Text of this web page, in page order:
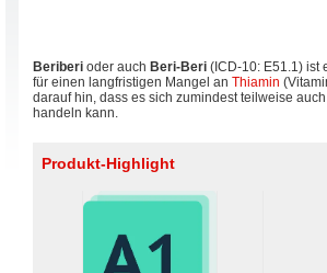
Beriberi oder auch Beri-Beri (ICD-10: E51.1) ist
für einen langfristigen Mangel an Thiamin
darauf hin, dass es sich zumindest teilweise
handeln kann.
Produkt-Highlight